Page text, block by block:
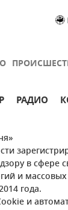
РАДИО
в сфере
и
года.
и